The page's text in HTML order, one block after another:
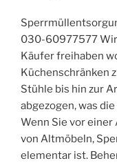
030-60977577 Wir
Käufer freihaben
Küchenschränken
Stühle bis hin zur
abgezogen, was
Wenn Sie vor einer
von Altmöbeln,
elementar ist.